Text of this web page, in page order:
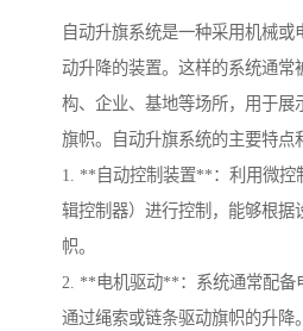
自动升旗系统是一种采用机械或
动升降的装置。这样的系统通常
构、企业、基地等场所，用于展
旗帜。自动升旗系统的主要特点
1. **自动控制装置**：利用微控
辑控制器）进行控制，能够根据
帜。
2. **电机驱动**：系统通常配备
通过绳索或链条驱动旗帜的升降。